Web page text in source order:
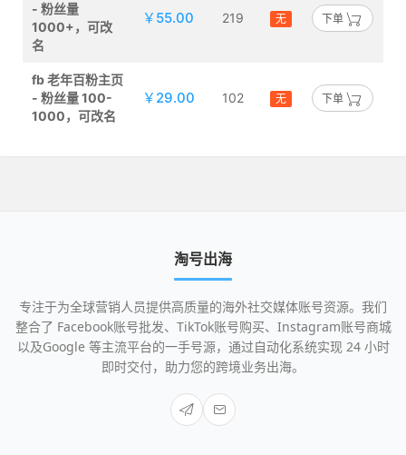
- 粉丝量
1000+，可改
名
￥55.00 219 无 下单
fb 老年百粉主页
- 粉丝量 100-
1000，可改名
￥29.00 102 无 下单
淘号出海
专注于为全球营销人员提供高质量的海外社交媒体账号资源。我们
整合了 Facebook账号批发、TikTok账号购买、Instagram账号商城
以及Google 等主流平台的一手号源，通过自动化系统实现 24 小时
即时交付，助力您的跨境业务出海。